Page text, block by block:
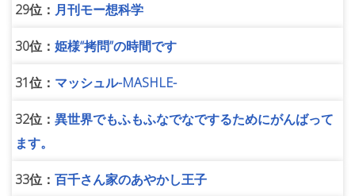
29位： 月刊モー想科学
30位： 姫様“拷問”の時間です
31位： マッシュル-MASHLE-
32位： 異世界でもふもふなでなでするためにがんばって
ます。
33位： 百千さん家のあやかし王子